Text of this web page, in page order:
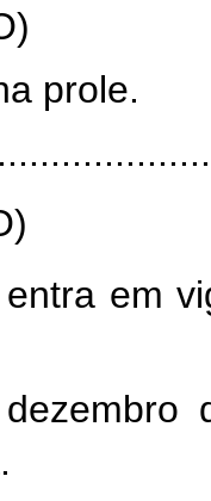
prole.
em